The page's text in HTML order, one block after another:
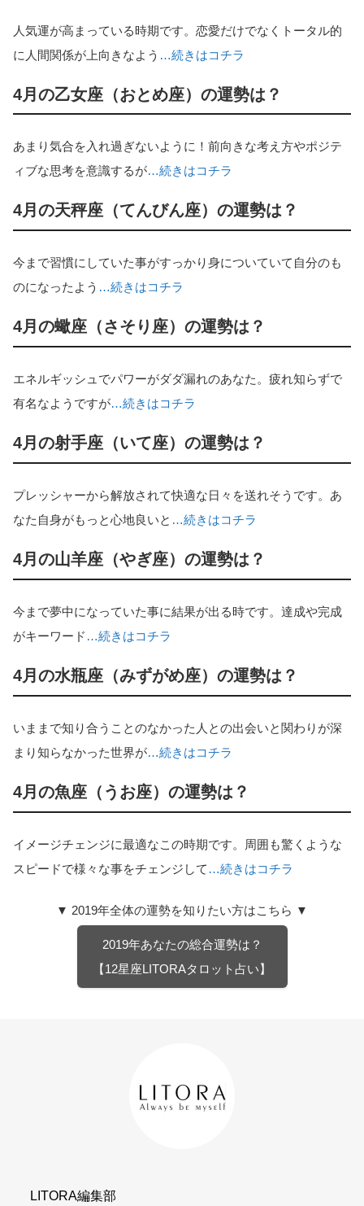
人気運が高まっている時期です。恋愛だけでなくトータル的
に人間関係が上向きなよう …続きはコチラ
4月の乙女座（おとめ座）の運勢は？
あまり気合を入れ過ぎないように！前向きな考え方やポジテ
ィブな思考を意識するが…続きはコチラ
4月の天秤座（てんびん座）の運勢は？
今まで習慣にしていた事がすっかり身についていて自分のも
のになったよう …続きはコチラ
4月の蠍座（さそり座）の運勢は？
エネルギッシュでパワーがダダ漏れのあなた。疲れ知らずで
有名なようですが…続きはコチラ
4月の射手座（いて座）の運勢は？
プレッシャーから解放されて快適な日々を送れそうです。あ
なた自身がもっと心地良いと …続きはコチラ
4月の山羊座（やぎ座）の運勢は？
今まで夢中になっていた事に結果が出る時です。達成や完成
がキーワード …続きはコチラ
4月の水瓶座（みずがめ座）の運勢は？
いままで知り合うことのなかった人との出会いと関わりが深
まり知らなかった世界が…続きはコチラ
4月の魚座（うお座）の運勢は？
イメージチェンジに最適なこの時期です。周囲も驚くような
スピードで様々な事をチェンジして …続きはコチラ
▼ 2019年全体の運勢を知りたい方はこちら ▼
2019年あなたの総合運勢は？
【12星座LITORAタロット占い】
LITORA編集部